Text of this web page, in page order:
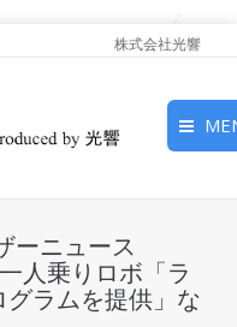
株式会社光響
ピックアップ
ーニュース
人乗りロボ「ラ
ラムを提供」な